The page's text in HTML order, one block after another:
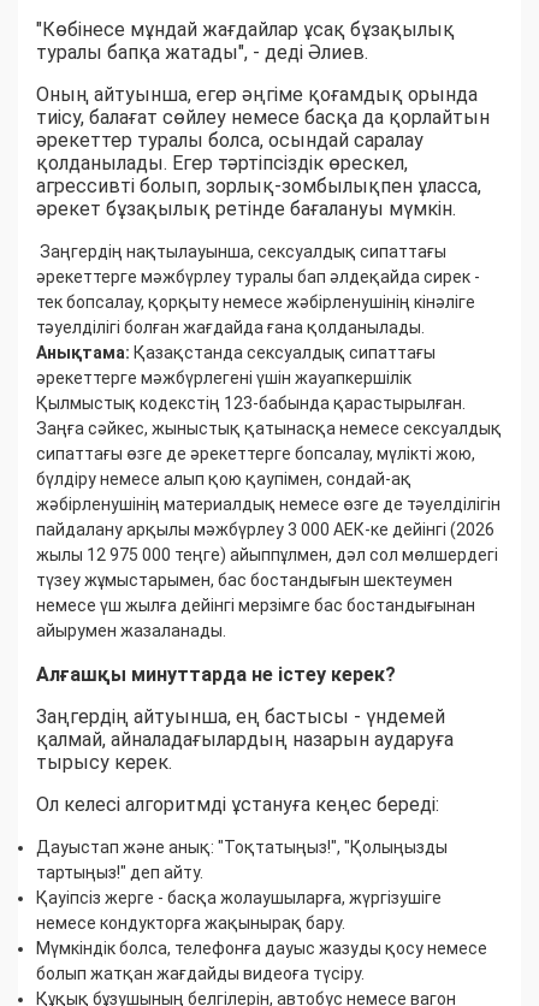
"Көбінесе мұндай жағдайлар ұсақ бұзақылық
туралы бапқа жатады", - деді Әлиев.
Оның айтуынша, егер әңгіме қоғамдық орында
тиісу, балағат сөйлеу немесе басқа да қорлайтын
әрекеттер туралы болса, осындай саралау
қолданылады. Егер тәртіпсіздік өрескел,
агрессивті болып, зорлық-зомбылықпен ұласса,
әрекет бұзақылық ретінде бағалануы мүмкін.
Заңгердің нақтылауынша, сексуалдық сипаттағы
әрекеттерге мәжбүрлеу туралы бап әлдеқайда сирек -
тек бопсалау, қорқыту немесе жәбірленушінің кінәліге
тәуелділігі болған жағдайда ғана қолданылады.
Анықтама: Қазақстанда сексуалдық сипаттағы
әрекеттерге мәжбүрлегені үшін жауапкершілік
Қылмыстық кодекстің 123-бабында қарастырылған.
Заңға сәйкес, жыныстық қатынасқа немесе сексуалдық
сипаттағы өзге де әрекеттерге бопсалау, мүлікті жою,
бүлдіру немесе алып қою қаупімен, сондай-ақ
жәбірленушінің материалдық немесе өзге де тәуелділігін
пайдалану арқылы мәжбүрлеу 3 000 АЕК-ке дейінгі (2026
жылы 12 975 000 теңге) айыппұлмен, дәл сол мөлшердегі
түзеу жұмыстарымен, бас бостандығын шектеумен
немесе үш жылға дейінгі мерзімге бас бостандығынан
айырумен жазаланады.
Алғашқы минуттарда не істеу керек?
Заңгердің айтуынша, ең бастысы - үндемей
қалмай, айналадағылардың назарын аударуға
тырысу керек.
Ол келесі алгоритмді ұстануға кеңес береді:
Дауыстап және анық: "Тоқтатыңыз!", "Қолыңызды
тартыңыз!" деп айту.
Қауіпсіз жерге - басқа жолаушыларға, жүргізушіге
немесе кондукторға жақынырақ бару.
Мүмкіндік болса, телефонға дауыс жазуды қосу немесе
болып жатқан жағдайды видеоға түсіру.
Құқық бұзушының белгілерін, автобус немесе вагон